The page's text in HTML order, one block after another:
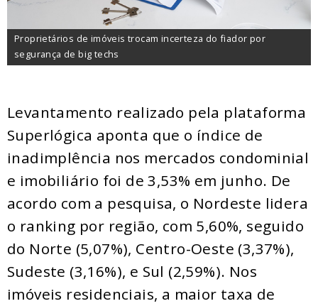
Proprietários de imóveis trocam incerteza do fiador por
segurança de big techs
Levantamento realizado pela plataforma
Superlógica aponta que o índice de
inadimplência nos mercados condominial
e imobiliário foi de 3,53% em junho. De
acordo com a pesquisa, o Nordeste lidera
o ranking por região, com 5,60%, seguido
do Norte (5,07%), Centro-Oeste (3,37%),
Sudeste (3,16%), e Sul (2,59%). Nos
imóveis residenciais, a maior taxa de